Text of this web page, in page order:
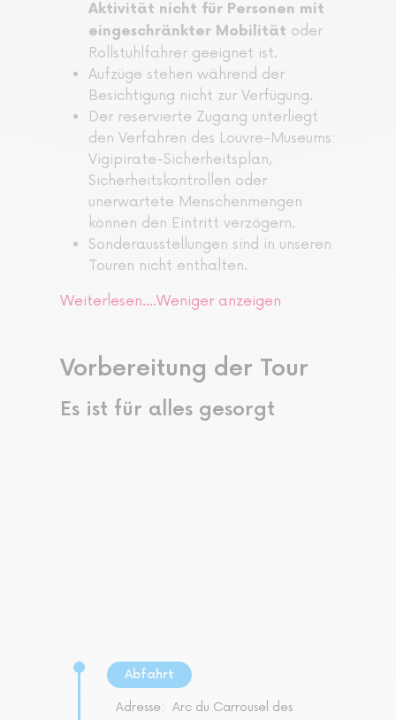
Aktivität nicht für Personen mit
eingeschränkter Mobilität oder
Rollstuhlfahrer geeignet ist.
Aufzüge stehen während der
Besichtigung nicht zur Verfügung.
Der reservierte Zugang unterliegt
den Verfahren des Louvre-Museums:
Vigipirate-Sicherheitsplan,
Sicherheitskontrollen oder
unerwartete Menschenmengen
können den Eintritt verzögern.
Sonderausstellungen sind in unseren
Touren nicht enthalten.
Weiterlesen....Weniger anzeigen
Vorbereitung der Tour
Es ist für alles gesorgt
Abfahrt
Adresse: Arc du Carrousel des